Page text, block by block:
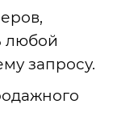
любой
запросу.